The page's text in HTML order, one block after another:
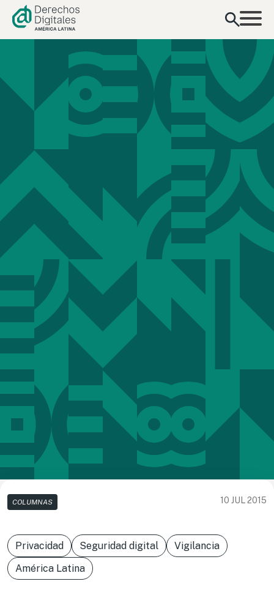
contenido
COLUMNAS 10 JUL 2015
Privacidad Seguridad digital
Vigilancia
América Latina